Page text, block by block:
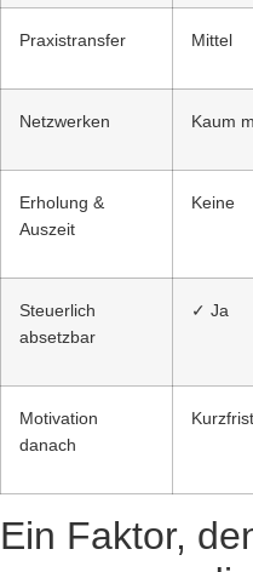
Praxistransfer Mittel
Netzwerken Kaum
Erholung &
Auszeit
Keine
Steuerlich
absetzbar
✓ Ja
Motivation
danach
Ein Faktor,